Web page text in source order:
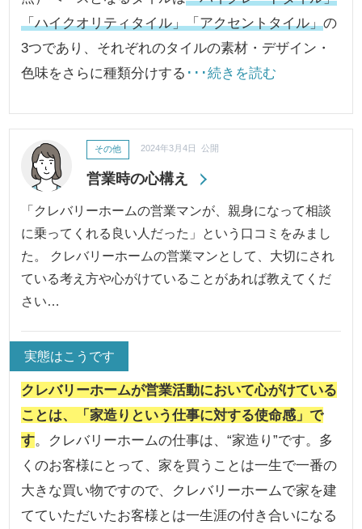
「ハイクオリティタイル」「アクセントタイル」の
3つであり、それぞれのタイルの素材・デザイン・
色味をさらに種類分けする ･･･続きを読む
営業時の心構え
その他 2024年3月4日 公開
「クレバリーホームの営業マンが、親身になって相談
に乗ってくれる良い人だった」という口コミをみまし
た。 クレバリーホームの営業マンとして、大切にされ
ている考え方や心がけていることがあれば教えてくだ
さい…
実態はこうです
クレバリーホームが営業活動において心がけている
ことは、「家造りという仕事に対する使命感」で
す。クレバリーホームの仕事は、“家造り”です。多
くのお客様にとって、家を買うことは一生で一番の
大きな買い物ですので、クレバリーホームで家を建
てていただいたお客様とは一生涯の付き合いになる